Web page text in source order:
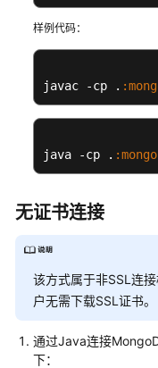
开
发
多
教
数
库
限
统
样例代码：
javac -cp .
java -cp .
无证书连接
该方式属于非SSL连
户无需下载SSL证书。
通过Java连接
下：